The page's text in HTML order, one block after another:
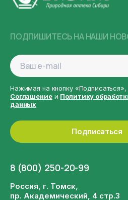
8 (800) 250-20-99
Россия, г. Томск,
пр. Академический, 4 стр.3
ПОДПИШИТЕСЬ НА НАШИ
Подписаться
Нажимая на кнопку
Соглашениеи Политику
данных